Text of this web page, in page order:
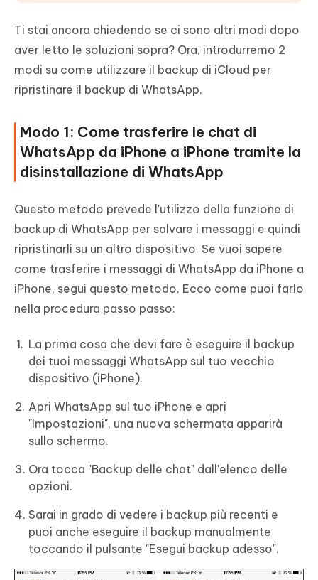
Ti stai ancora chiedendo se ci sono altri modi dopo
aver letto le soluzioni sopra? Ora, introdurremo 2
modi su come utilizzare il backup di iCloud per
ripristinare il backup di WhatsApp.
Modo 1: Come trasferire le chat di
WhatsApp da iPhone a iPhone tramite la
disinstallazione di WhatsApp
Questo metodo prevede l'utilizzo della funzione di
backup di WhatsApp per salvare i messaggi e quindi
ripristinarli su un altro dispositivo. Se vuoi sapere
come trasferire i messaggi di WhatsApp da iPhone a
iPhone, segui questo metodo. Ecco come puoi farlo
nella procedura passo passo:
La prima cosa che devi fare è eseguire il backup
dei tuoi messaggi WhatsApp sul tuo vecchio
dispositivo (iPhone).
Apri WhatsApp sul tuo iPhone e apri
"Impostazioni", una nuova schermata apparirà
sullo schermo.
Ora tocca "Backup delle chat" dall'elenco delle
opzioni.
Sarai in grado di vedere i backup più recenti e
puoi anche eseguire il backup manualmente
toccando il pulsante "Esegui backup adesso".